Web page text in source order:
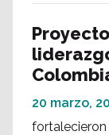
20 marzo,